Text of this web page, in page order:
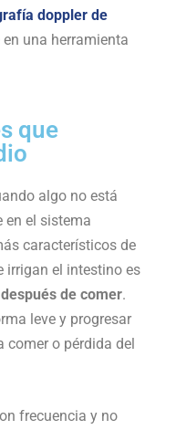
doppler de
en una herramienta
que
algo no está
en el sistema
característicos de
irrigan el intestino es
de comer.
leve y progresar
comer o pérdida del
frecuencia y no